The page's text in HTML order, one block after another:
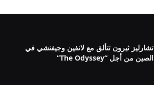
تشارليز ثيرون تتألق مع لانفين وجيفنشي في
الصين من أجل “The Odyssey”